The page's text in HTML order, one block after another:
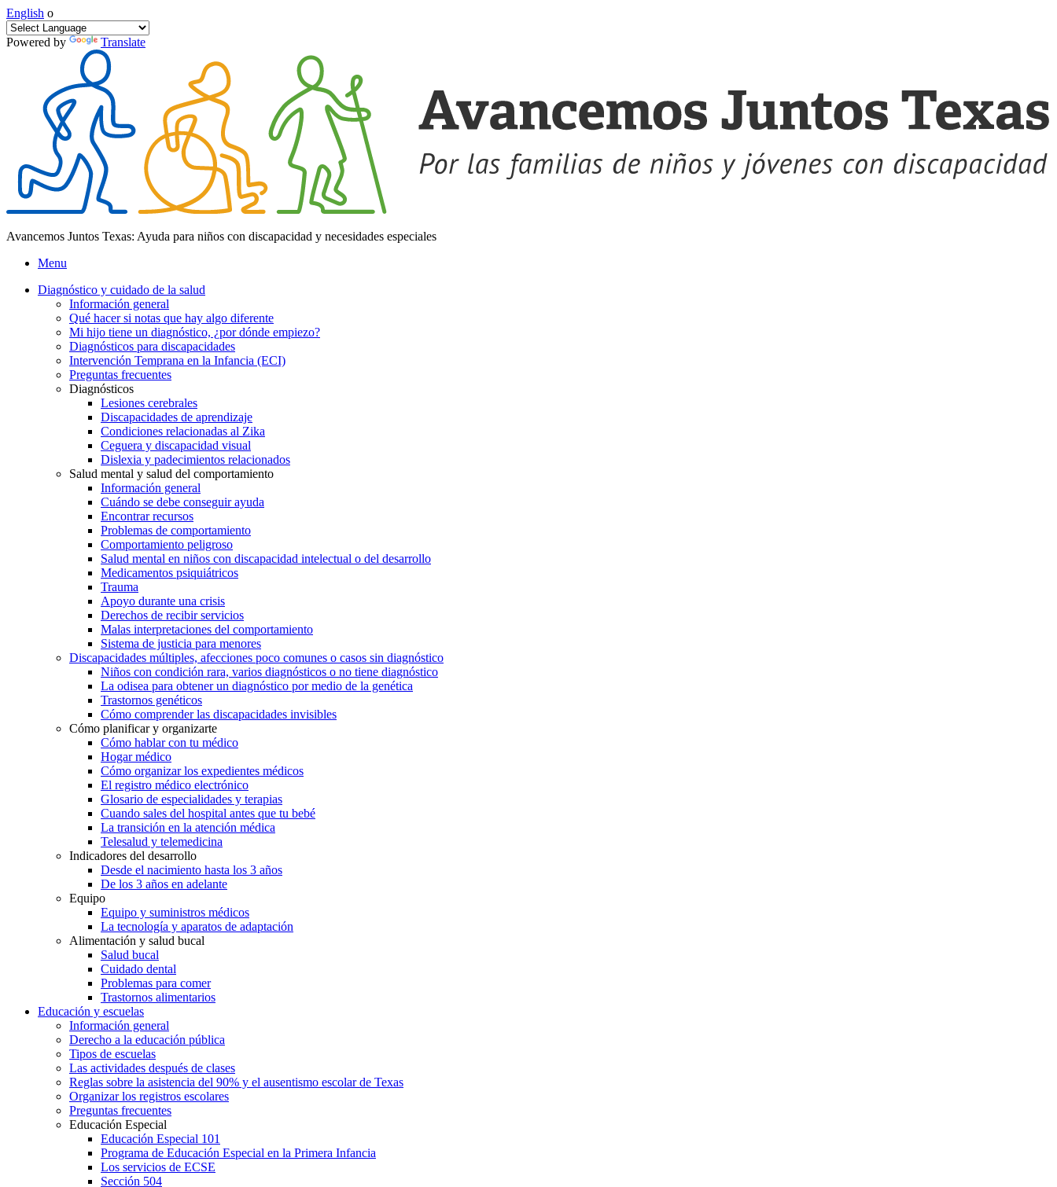
English o
Powered by Translate
Avancemos Juntos Texas: Ayuda para niños con discapacidad y necesidades especiales
Menu
Diagnóstico y cuidado de la salud
Información general
Qué hacer si notas que hay algo diferente
Mi hijo tiene un diagnóstico, ¿por dónde empiezo?
Diagnósticos para discapacidades
Intervención Temprana en la Infancia (ECI)
Preguntas frecuentes
Diagnósticos
Lesiones cerebrales
Discapacidades de aprendizaje
Condiciones relacionadas al Zika
Ceguera y discapacidad visual
Dislexia y padecimientos relacionados
Salud mental y salud del comportamiento
Información general
Cuándo se debe conseguir ayuda
Encontrar recursos
Problemas de comportamiento
Comportamiento peligroso
Salud mental en niños con discapacidad intelectual o del desarrollo
Medicamentos psiquiátricos
Trauma
Apoyo durante una crisis
Derechos de recibir servicios
Malas interpretaciones del comportamiento
Sistema de justicia para menores
Discapacidades múltiples, afecciones poco comunes o casos sin diagnóstico
Niños con condición rara, varios diagnósticos o no tiene diagnóstico
La odisea para obtener un diagnóstico por medio de la genética
Trastornos genéticos
Cómo comprender las discapacidades invisibles
Cómo planificar y organizarte
Cómo hablar con tu médico
Hogar médico
Cómo organizar los expedientes médicos
El registro médico electrónico
Glosario de especialidades y terapias
Cuando sales del hospital antes que tu bebé
La transición en la atención médica
Telesalud y telemedicina
Indicadores del desarrollo
Desde el nacimiento hasta los 3 años
De los 3 años en adelante
Equipo
Equipo y suministros médicos
La tecnología y aparatos de adaptación
Alimentación y salud bucal
Salud bucal
Cuidado dental
Problemas para comer
Trastornos alimentarios
Educación y escuelas
Información general
Derecho a la educación pública
Tipos de escuelas
Las actividades después de clases
Reglas sobre la asistencia del 90% y el ausentismo escolar de Texas
Organizar los registros escolares
Preguntas frecuentes
Educación Especial
Educación Especial 101
Programa de Educación Especial en la Primera Infancia
Los servicios de ECSE
Sección 504